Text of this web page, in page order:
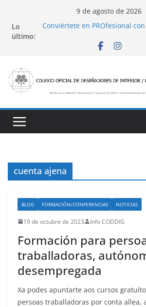
contenido
9 de agosto de 2026
Lo
último:
Conviértete en PROfesional con
Ayudas para mejoras de
San Marcial 2025
cuenta ajena
BLOG FORMACIÓN/CONFERENCIAS NOTICIAS
19 de octubre de 2023 Info CODDIG
Formación para
traballadoras,
desempregada
Xa podes apuntarte aos cursos
persoas traballadoras por conta allea,